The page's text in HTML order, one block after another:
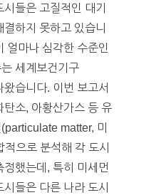
들은 고질적인 대기
하지 못하고 있습니
얼마나 심각한 수준인
세계보건기구
습니다. 이번 보고서
탄소, 아황산가스 등 유
matter, 미
으로 분석해 각 도시
했는데, 특히 미세먼
들은 다른 나라 도시